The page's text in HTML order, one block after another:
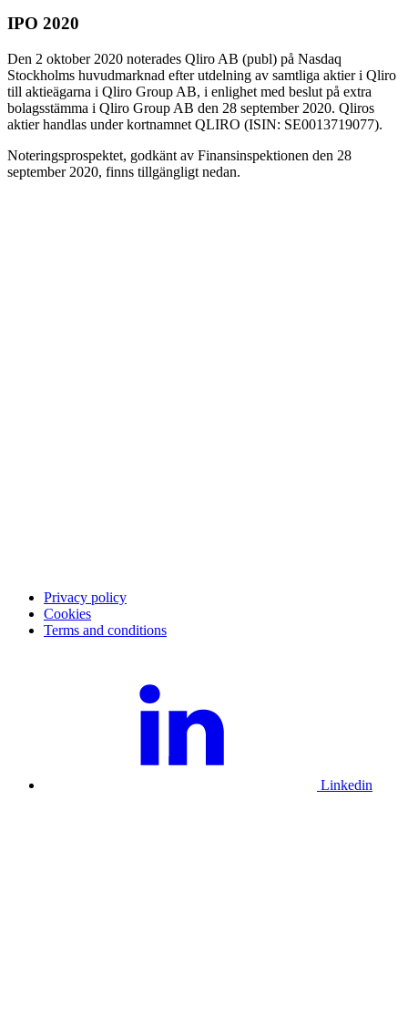
IPO 2020
Den 2 oktober 2020 noterades Qliro AB (publ) på Nasdaq
Stockholms huvudmarknad efter utdelning av samtliga aktier i Qliro
till aktieägarna i Qliro Group AB, i enlighet med beslut på extra
bolagsstämma i Qliro Group AB den 28 september 2020. Qliros
aktier handlas under kortnamnet QLIRO (ISIN: SE0013719077).
Noteringsprospektet, godkänt av Finansinspektionen den 28
september 2020, finns tillgängligt nedan.
Privacy policy
Cookies
Terms and conditions
Linkedin